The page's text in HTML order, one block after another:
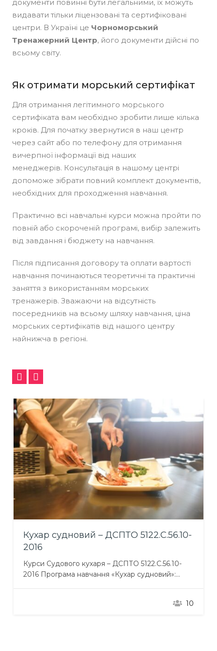
документи повинні бути легальними, їх можуть
видавати тільки ліцензовані та сертифіковані
центри. В Україні це Чорноморський
Тренажерний Центр, його документи дійсні по
всьому світу.
Як отримати морський сертифікат
Для отримання легітимного морського
сертифіката вам необхідно зробити лише кілька
кроків. Для початку звернутися в наш центр
через сайт або по телефону для отримання
вичерпної інформації від наших
менеджерів. Консультація в нашому центрі
допоможе зібрати повний комплект документів,
необхідних для проходження навчання.
Практично всі навчальні курси можна пройти по
повній або скороченій програмі, вибір залежить
від завдання і бюджету на навчання.
Після підписання договору та оплати вартості
навчання починаються теоретичні та практичні
заняття з використанням морських
тренажерів. Зважаючи на відсутність
посередників на всьому шляху навчання, ціна
морських сертифікатів від нашого центру
найнижча в регіоні.
Кухар судновий – ДСПТО 5122.С.56.10-
2016
Курси Судового кухаря – ДСПТО 5122.С.56.10-
2016 Програма навчання «Кухар судновий»:
10